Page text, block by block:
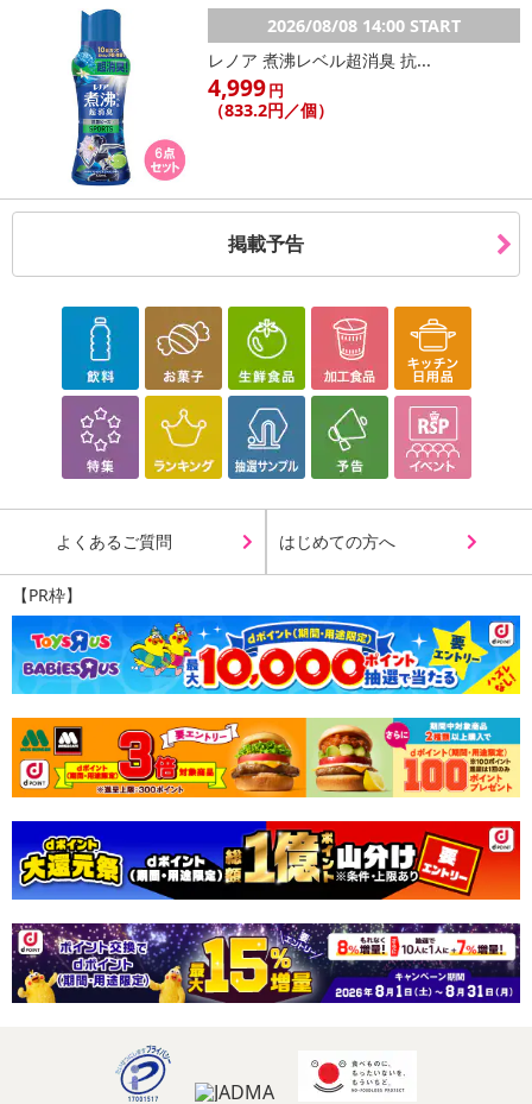
2026/08/08 14:00 START
レノア 煮沸レベル超消臭 抗...
4,999円
（833.2円／個）
掲載予告
よくあるご質問 はじめての方へ
【PR枠】